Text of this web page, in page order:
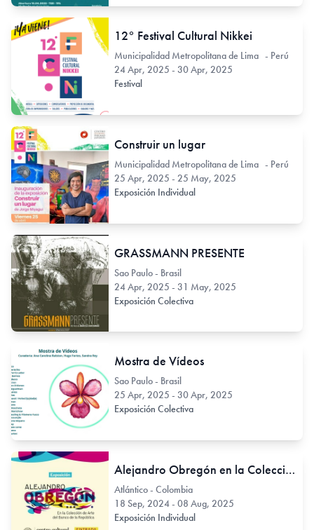
12° Festival Cultural Nikkei
Municipalidad Metropolitana de Lima - Perú
24 Apr, 2025 - 30 Apr, 2025
Festival
Construir un lugar
Municipalidad Metropolitana de Lima - Perú
25 Apr, 2025 - 25 May, 2025
Exposición Individual
GRASSMANN PRESENTE
Sao Paulo - Brasil
24 Apr, 2025 - 31 May, 2025
Exposición Colectiva
Mostra de Vídeos
Sao Paulo - Brasil
25 Apr, 2025 - 30 Apr, 2025
Exposición Colectiva
Alejandro Obregón en la Colección de Arte del Banco de la República
Atlántico - Colombia
18 Sep, 2024 - 08 Aug, 2025
Exposición Individual